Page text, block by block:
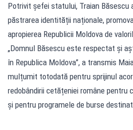
Potrivit șefei statului, Traian Băsescu
păstrarea identității naționale,
apropierea Republicii Moldova de
„Domnul Băsescu este respectat şi
în Republica Moldova”, a transmis
mulțumit totodată pentru sprijinul
redobândirii cetățeniei române pentru
și pentru programele de burse